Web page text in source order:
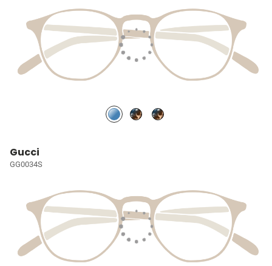
Gucci
GG0034S